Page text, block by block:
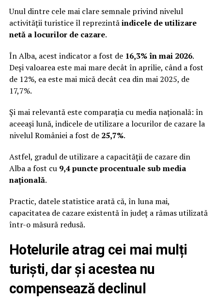
Unul dintre cele mai clare semnale privind nivelul
activității turistice îl reprezintăindicele de utilizare
netă a locurilor de cazare.
În Alba, acest indicator a fost de 16,3% în mai 2026.
Deși valoarea este mai mare decât în aprilie, când a fost
de 12%, ea este mai mică decât cea din mai 2025, de
17,7%.
Și mai relevantă este comparația cu media națională: în
aceeași lună, indicele de utilizare a locurilor de cazare la
nivelul României a fost de 25,7%.
Astfel, gradul de utilizare a capacității de cazare din
Alba a fost cu 9,4 puncte procentuale sub media
națională.
Practic, datele statistice arată că, în luna mai,
capacitatea de cazare existentă în județ a rămas utilizată
într-o măsură redusă.
Hotelurile atrag cei mai mulți
turiști, dar și acestea nu
compensează declinul